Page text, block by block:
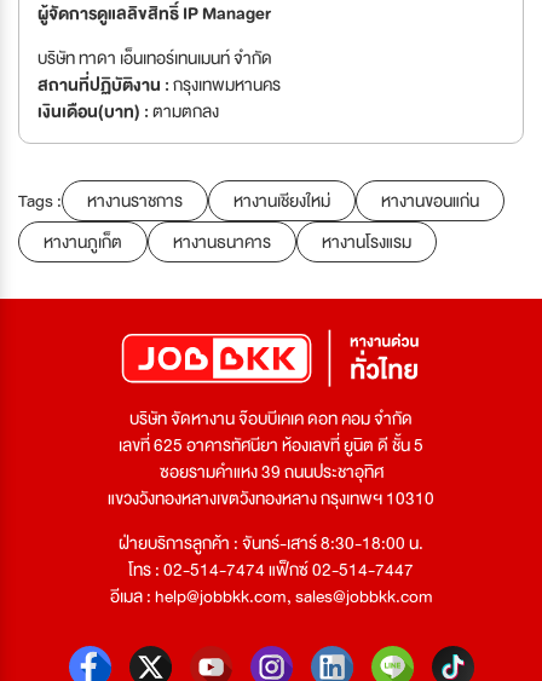
ผู้จัดการดูแลลิขสิทธิ์ IP Manager
บริษัท ทาดา เอ็นเทอร์เทนเมนท์ จำกัด
สถานที่ปฏิบัติงาน :กรุงเทพมหานคร
เงินเดือน(บาท) :ตามตกลง
Tags : หางานราชการ หางานเชียงใหม่
หางานขอนแก่น
หางานภูเก็ต
หางานธนาคาร หางานโรงแรม
บริษัท จัดหางาน จ๊อบบีเคเค ดอท คอม จำกัด
เลขที่ 625 อาคารทัศนียา ห้องเลขที่ ยูนิต ดี ชั้น 5
ซอยรามคำแหง 39 ถนนประชาอุทิศ
แขวงวังทองหลางเขตวังทองหลาง กรุงเทพฯ 10310
ฝ่ายบริการลูกค้า : จันทร์-เสาร์ 8:30-18:00 น.
โทร : 02-514-7474 แฟ็กซ์ 02-514-7447
อีเมล :help@jobbkk.com,sales@jobbkk.com